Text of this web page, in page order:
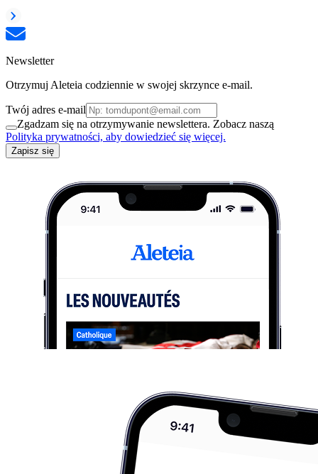
Newsletter
Otrzymuj Aleteia codziennie w swojej skrzynce e-mail.
Twój adres e-mail
Zgadzam się na otrzymywanie newslettera. Zobacz naszą
Polityka prywatności, aby dowiedzieć się więcej.
Zapisz się